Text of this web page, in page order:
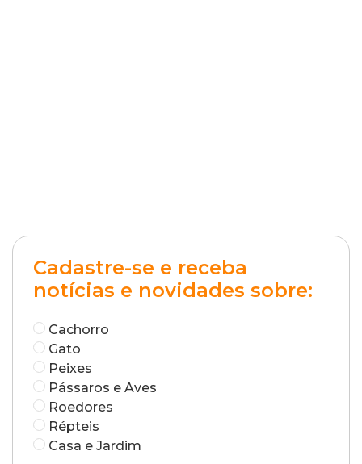
Cadastre-se e receba
notícias e novidades sobre:
Cachorro
Gato
Peixes
Pássaros e Aves
Roedores
Répteis
Casa e Jardim